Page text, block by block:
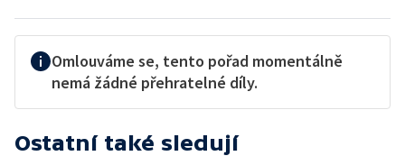
Omlouváme se, tento pořad momentálně
nemá žádné přehratelné díly.
Ostatní také sledují